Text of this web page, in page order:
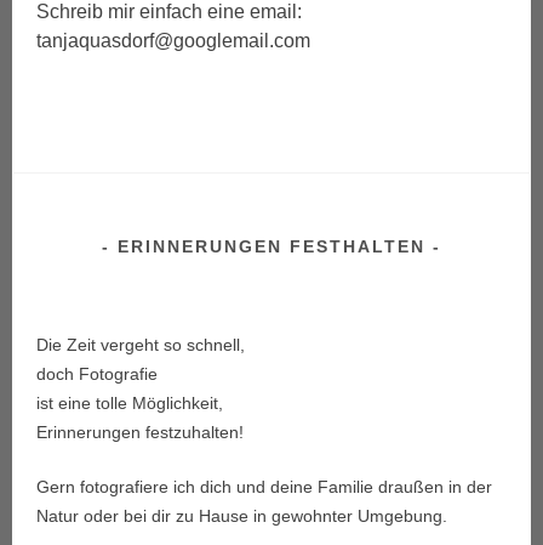
Schreib mir einfach eine email:
tanjaquasdorf@googlemail.com
ERINNERUNGEN FESTHALTEN
Die Zeit vergeht so schnell,
doch Fotografie
ist eine tolle Möglichkeit,
Erinnerungen festzuhalten!
Gern fotografiere ich dich und deine Familie draußen in der
Natur oder bei dir zu Hause in gewohnter Umgebung.